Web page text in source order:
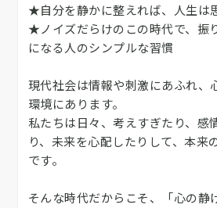
★自分を静かに整えれば、人生は
★ノイズだらけのこの時代で、振
になる人のシンプルな習慣
現代社会は情報や刺激にあふれ、
環境にあります。
私たちは日々、考えすぎたり、感
り、未来を心配したりして、本来
です。
そんな時代だからこそ、「心の静